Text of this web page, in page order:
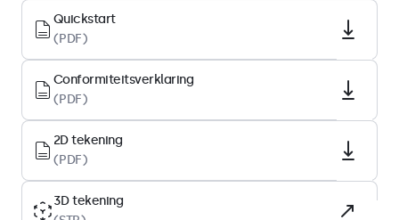
Pixels per inch
86 PPI
Schermdiagonaal
19.0 inch (484 mm)
Type
IPS-LCD
Backlight
Quickstart
(PDF)
Conformiteitsverklaring
(PDF)
2D tekening
(PDF)
3D tekening